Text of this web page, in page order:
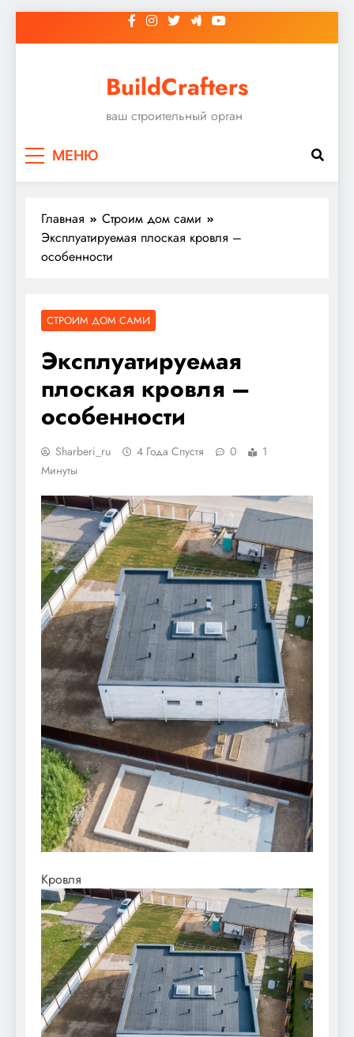
к
BuildCrafters
ваш строительный орган
МЕНЮ
Главная
Строим дом сами
Эксплуатируемая плоская кровля –
особенности
СТРОИМ ДОМ САМИ
Эксплуатируемая
плоская кровля –
особенности
Sharberi_ru 4 Года Спустя 0
1
Минуты
Кровля